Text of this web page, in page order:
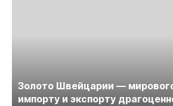
Золото Швейцарии —
импорту и экспорту